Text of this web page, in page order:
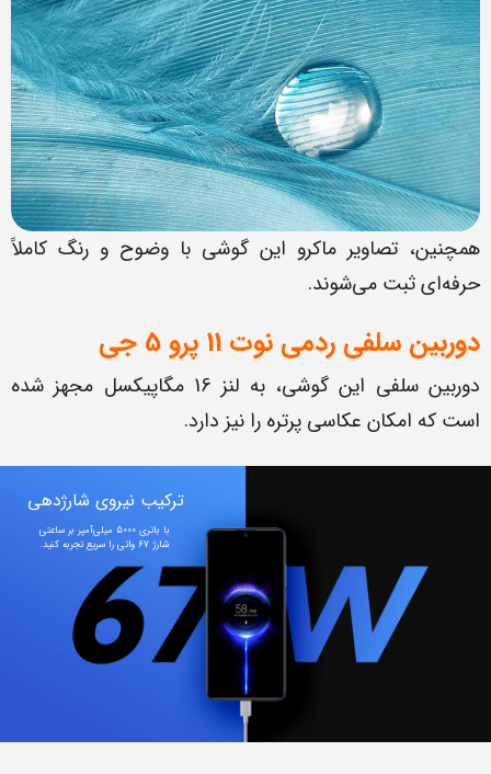
همچنین، تصاویر ماکرو این گوشی با وضوح و رنگ کاملاً
حرفه‌ای ثبت می‌شوند.
دوربین سلفی ردمی نوت 11 پرو 5 جی
دوربین سلفی این گوشی، به لنز 16 مگاپیکسل مجهز شده
است که امکان عکاسی پرتره را نیز دارد.
ترکیب نیروی شارژدهی
شارژ 67 واتی را سریع تجربه کنید.